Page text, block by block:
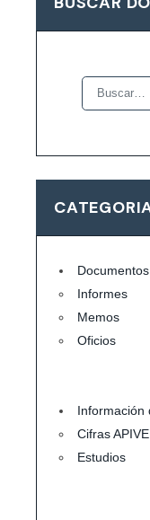
Informes
Memos
Oficios
Información
Cifras APIVE
Estudios